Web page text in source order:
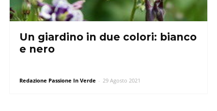
Un giardino in due colori: bianco
e nero
Redazione Passione In Verde - 29 Agosto 2021